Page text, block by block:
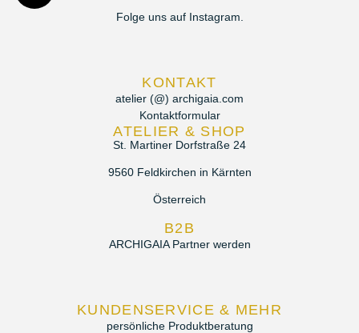
Folge uns auf Instagram.
KONTAKT
atelier (@) archigaia.com
Kontaktformular
ATELIER & SHOP
St. Martiner Dorfstraße 24
9560 Feldkirchen in Kärnten
Österreich
B2B
ARCHIGAIA Partner werden
KUNDENSERVICE & MEHR
persönliche Produktberatung